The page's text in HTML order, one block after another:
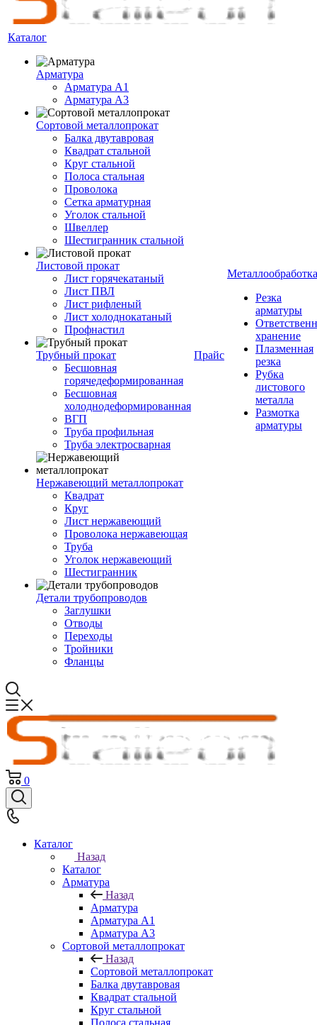
Каталог
Арматура
Арматура A1
Арматура А3
Сортовой металлопрокат
Балка двутавровая
Квадрат стальной
Круг стальной
Полоса стальная
Проволока
Сетка арматурная
Уголок стальной
Швеллер
Шестигранник стальной
Листовой прокат
Лист горячекатаный
Лист ПВЛ
Лист рифленый
Лист холоднокатаный
Профнастил
Трубный прокат
Бесшовная
горячедеформированная
Бесшовная
холоднодеформированная
ВГП
Труба профильная
Труба электросварная
Нержавеющий металлопрокат
Квадрат
Круг
Лист нержавеющий
Проволока нержавеющая
Труба
Уголок нержавеющий
Шестигранник
Детали трубопроводов
Заглушки
Отводы
Переходы
Тройники
Фланцы
Прайс
Металлообработка
Резка
арматуры
хранение
Плазменная
резка
Рубка
листового
металла
Размотка
арматуры
0
Каталог
Назад
Каталог
Арматура
Назад
Арматура
Арматура A1
Арматура А3
Сортовой металлопрокат
Назад
Сортовой металлопрокат
Балка двутавровая
Квадрат стальной
Круг стальной
Полоса стальная